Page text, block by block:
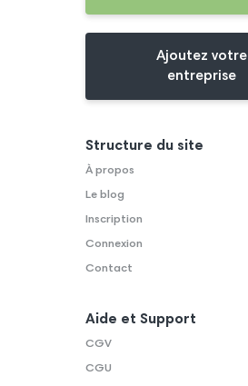
Ajoutez votre
entreprise
Structure du site
À propos
Le blog
Inscription
Connexion
Contact
Aide et Support
CGV
CGU